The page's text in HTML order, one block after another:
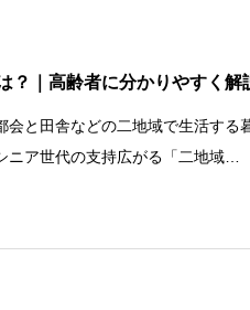
？｜高齢者に分かりやすく解
会と田舎などの二地域で生活する
ニア世代の支持広がる「二地域…